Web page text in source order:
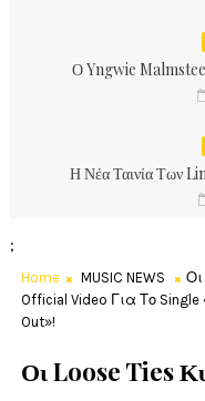
Ο Yngwie
Η Νέα Ταινία Των
;
Home MUSIC NEWS
Official Video Για Το
Out»!
Οι Loose Ties